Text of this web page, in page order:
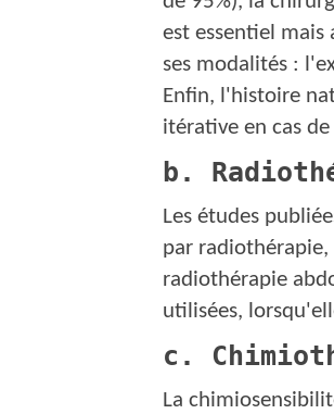
est essentiel
ses modalités :
Enfin, l'histoire
itérative en cas
b.
Les études
par
radiothérapie
utilisées,
c.
La